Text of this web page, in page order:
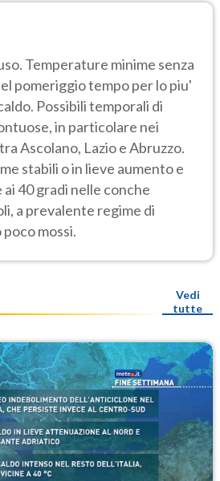
Temperature minime senza
pomeriggio tempo per lo piu'
Possibili temporali di
in particolare nei
Ascolano, Lazio e Abruzzo.
stabili o in lieve aumento e
40 gradi nelle conche
a prevalente regime di
mossi.
Vedi
tutte